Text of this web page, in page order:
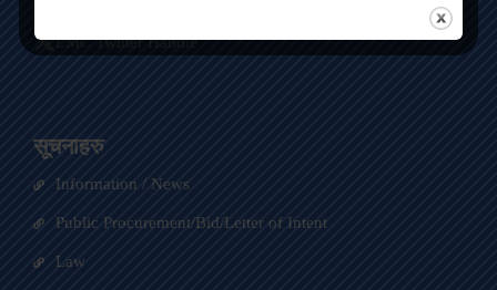
LMC Twitter Handle
सूचनाहरु
Information / News
Public Procurement/Bid/Letter of Intent
Law